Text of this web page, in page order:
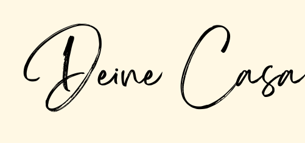
Deine Casa